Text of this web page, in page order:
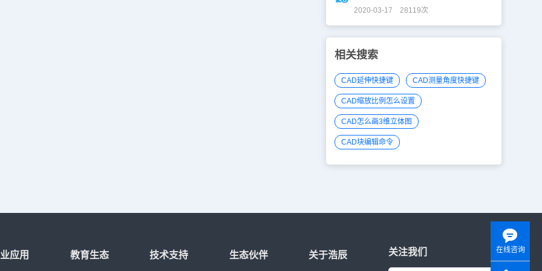
2020-03-17 28119次
相关搜索
CAD延伸快捷键 CAD测量角度快捷键
CAD缩放比例怎么设置
CAD怎么画3维立体图
CAD块编辑命令
应用 教育生态 技术支持 生态伙伴 关于浩辰 关注我们 在线咨询